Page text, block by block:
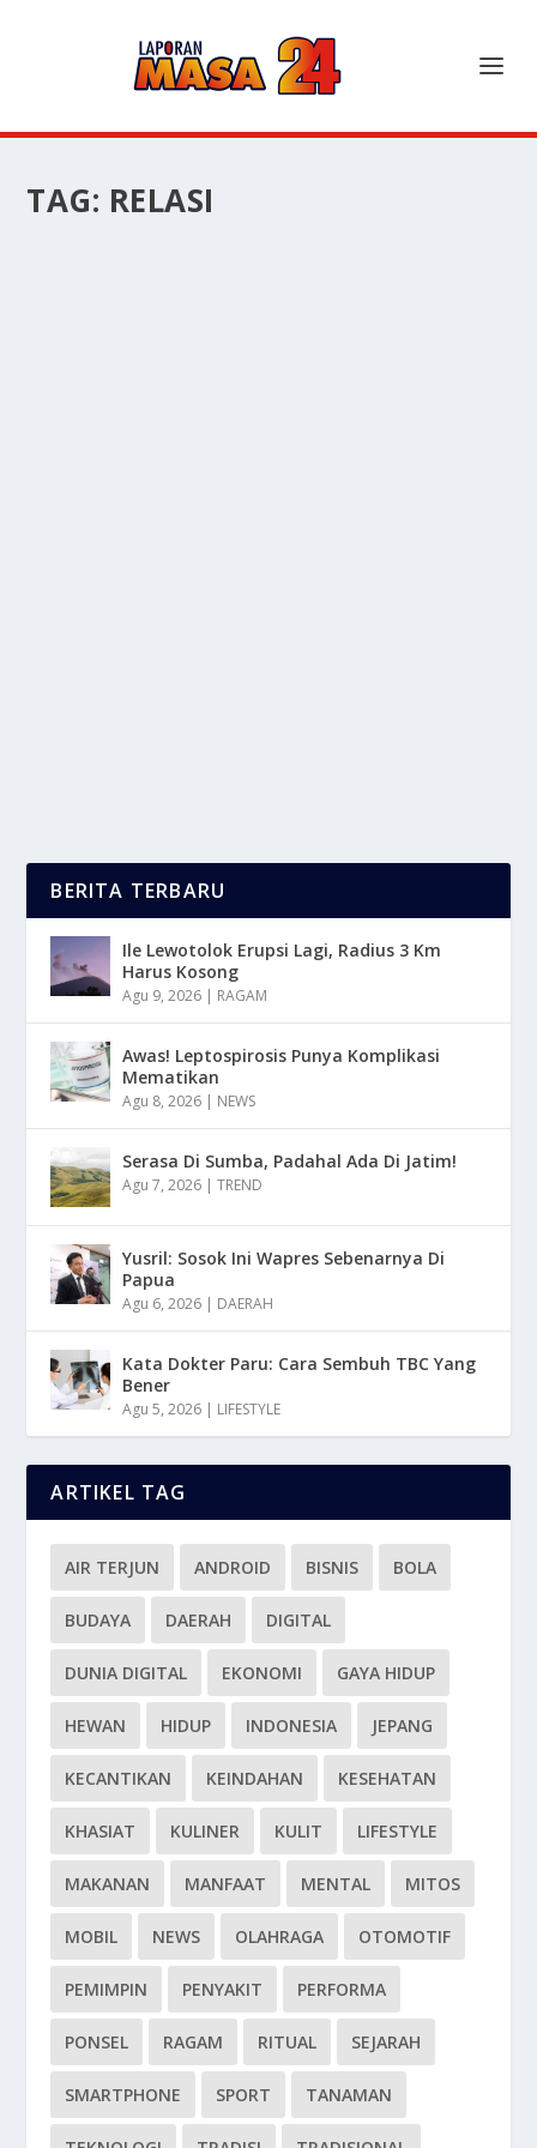
TAG: RELASI
BERITA TERBARU
Ile Lewotolok Erupsi Lagi, Radius 3 Km
Harus Kosong
Agu 9, 2026 | RAGAM
Awas! Leptospirosis Punya Komplikasi
Mematikan
Agu 8, 2026 | NEWS
Serasa Di Sumba, Padahal Ada Di Jatim!
Agu 7, 2026 |TREND
Yusril: Sosok Ini Wapres Sebenarnya Di
Papua
Agu 6, 2026 | DAERAH
Kata Dokter Paru: Cara Sembuh TBC Yang
Bener
Agu 5, 2026 | LIFESTYLE
ARTIKEL TAG
AIR TERJUN ANDROID BISNIS BOLA
BUDAYA DAERAH DIGITAL
DUNIA DIGITAL EKONOMI GAYA HIDUP
HEWAN HIDUP INDONESIA JEPANG
KECANTIKAN KEINDAHAN KESEHATAN
KHASIAT KULINER KULIT LIFESTYLE
MAKANAN MANFAAT MENTAL MITOS
MOBIL NEWS OLAHRAGA OTOMOTIF
PEMIMPIN PENYAKIT PERFORMA
PONSEL RAGAM RITUAL SEJARAH
SMARTPHONE SPORT TANAMAN